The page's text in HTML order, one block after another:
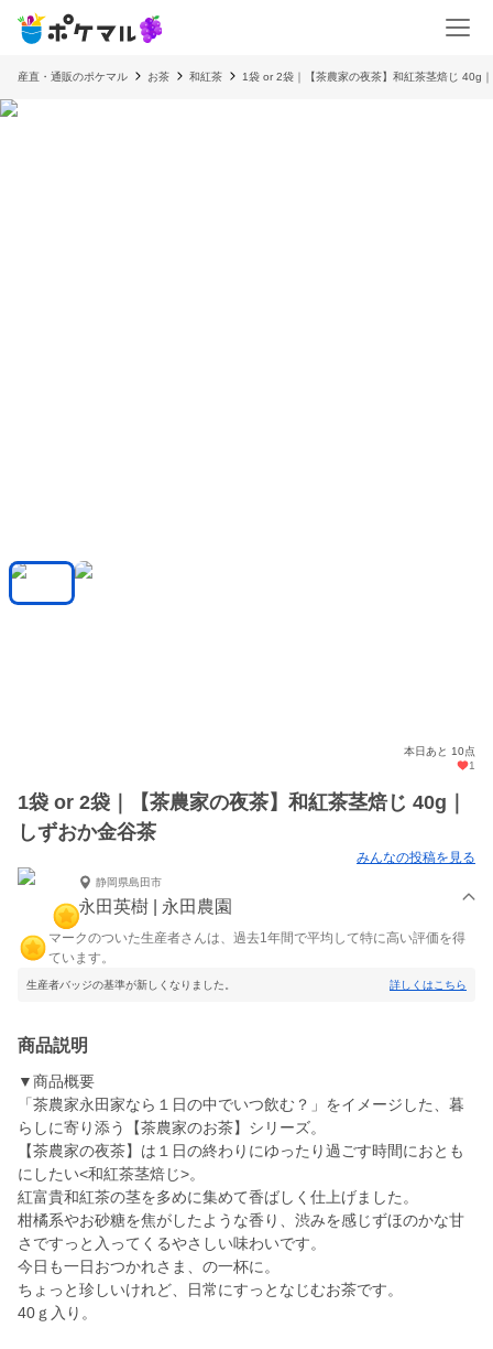
産直・通販のポケマル お茶 和紅茶 1袋 or 2袋｜【茶農家の夜茶】和紅茶茎焙じ 40g
本日あと 10点
1
1袋 or 2袋｜【茶農家の夜茶】和紅茶茎焙じ 40g｜
しずおか金谷茶
みんなの投稿を見る
静岡県島田市
永田英樹 | 永田農園
マークのついた生産者さんは、過去1年間で平均して特に高い評価を得
ています。
生産者バッジの基準が新しくなりました。 詳しくはこちら
商品説明
▼商品概要
「茶農家永田家なら１日の中でいつ飲む？」をイメージした、暮
らしに寄り添う【茶農家のお茶】シリーズ。
【茶農家の夜茶】は１日の終わりにゆったり過ごす時間におとも
にしたい<和紅茶茎焙じ>。
紅富貴和紅茶の茎を多めに集めて香ばしく仕上げました。
柑橘系やお砂糖を焦がしたような香り、渋みを感じずほのかな甘
さですっと入ってくるやさしい味わいです。
今日も一日おつかれさま、の一杯に。
ちょっと珍しいけれど、日常にすっとなじむお茶です。
40ｇ入り。